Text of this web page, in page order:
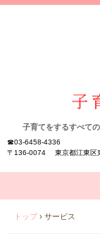
子育てをするすべて
☎03-6458-4336
〒136-0074 東京都江東区
トップ › サービス